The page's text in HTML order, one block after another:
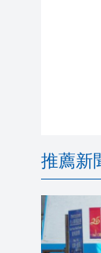
推薦新